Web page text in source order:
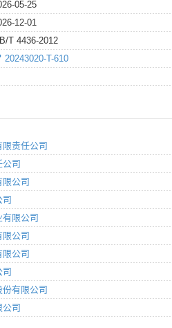
05-25
12-01
T 4436-2012
20243020-T-610
责任公司
司
公司
限公司
公司
公司
有限公司
司